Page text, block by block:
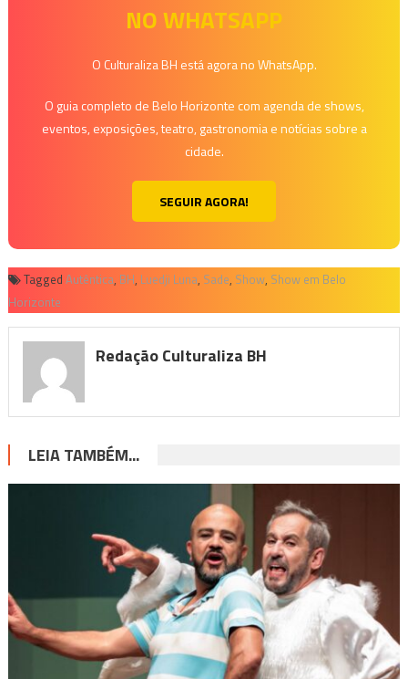
NO WHATSAPP
O Culturaliza BH está agora no WhatsApp.
O guia completo de Belo Horizonte com agenda de shows,
eventos, exposições, teatro, gastronomia e notícias sobre a
cidade.
SEGUIR AGORA!
Tagged Autêntica, BH, Luedji Luna, Sade, Show, Show em Belo
Horizonte
Redação Culturaliza BH
LEIA TAMBÉM...